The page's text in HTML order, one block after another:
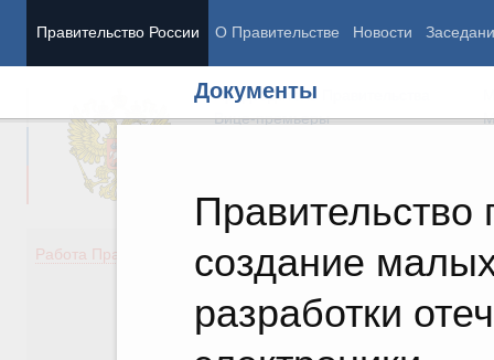
Правительство России О Правительстве Новости
Документы
Правительство
создание
разработки
Председатель Правительства
Вице-премьеры
Работа Правительства
Демография
Здоровье
Образование
Культура